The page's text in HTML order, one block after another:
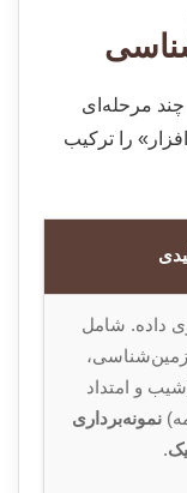
مرحله‌ای
را ترکیب
داده. شامل
زمین‌شناسی،
و امتداد
نمونه‌برداری
.